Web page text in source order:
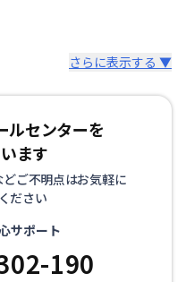
さらに表示する ▼
ルセンターを
ます
ご不明点はお気軽に
ださい
サポート
190